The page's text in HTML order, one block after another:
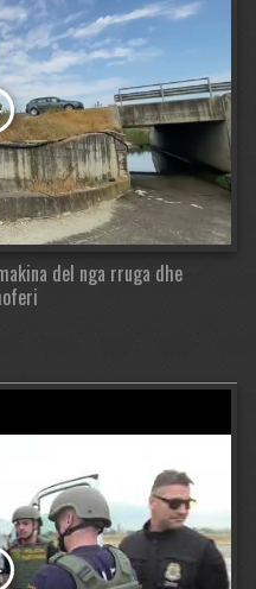
del nga rruga dhe